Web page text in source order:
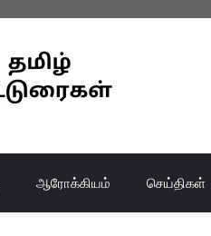
ஆரோக்கியம் செய்திகள்